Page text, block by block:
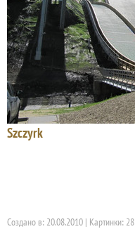
Szczyrk
Создано в: 20.08.2010 | Картинки: 28